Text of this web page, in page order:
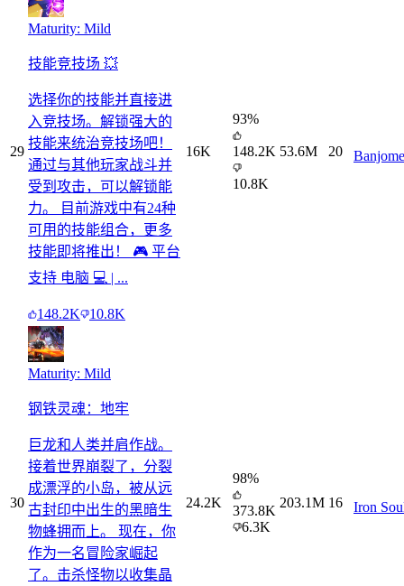
29
Maturity: Mild
技能竞技场 💥
选择你的技能并直接进
入竞技场。解锁强大的
技能来统治竞技场吧！
通过与其他玩家战斗并
受到攻击，可以解锁能
力。 目前游戏中有24种
可用的技能组合，更多
技能即将推出！ 🎮 平台
支持 电脑 💻 | ...
148.2K 10.8K
16K
93%
148.2K
10.8K
53.6M 20
30
Maturity: Mild
钢铁灵魂：地牢
巨龙和人类并肩作战。
接着世界崩裂了，分裂
成漂浮的小岛，被从远
古封印中出生的黑暗生
物蜂拥而上。 现在，你
作为一名冒险家崛起
了。击杀怪物以收集晶
24.2K
98%
373.8K
6.3K
203.1M 16 Iron